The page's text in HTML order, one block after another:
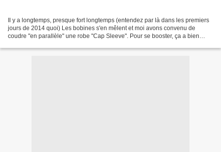
Il y a longtemps, presque fort longtemps (entendez par là dans les premiers
jours de 2014 quoi) Les bobines s'en mêlent et moi avons convenu de
coudre "en parallèle" une robe "Cap Sleeve". Pour se booster, ça a bien